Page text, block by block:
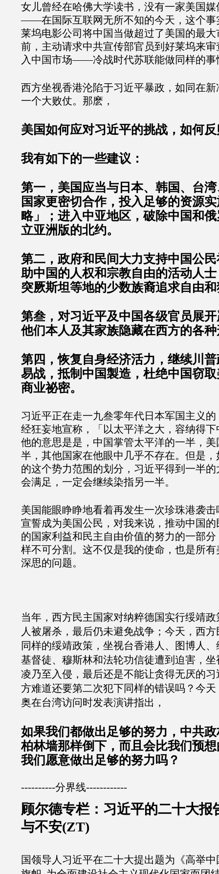
女儿曾经在哈佛大学读书，没有一家美国
——在国际互联网无所不知的今天，这个事
莱坞电影公司将中国当做超过了美国的最
前，主动请求中共宣传部官员到好莱坞来
入中国市场——冷战时代苏联能做同样的事
西方坐视香港沦陷于习近平暴政，如同在
一个大败仗。那麽，
美国如何应对习近平的挑战，如何
我有如下的一些建议：
第一，美国应当与日本、韩国、台
国家更密切合作，投入足够的资源
略」；进入中亚地区，破除中国和
立亚洲版的北约。
第二，政府和民间大力支持中国公
助中国的人权和宗教自由的活动人
突厥斯坦等地的少数族裔追求自由
第叁，对习近平及中国各级官员展
他们本人及其家族隐藏在西方的各
第四，恢复自身经济活力，继续川
易战，抵制中国製造，杜绝中国窃
商业祕密。
习近平正在走一九叁零年代日本军国主义
经狂妄地宣称，「以太平洋之大，容纳得
他的意思是是，中国掌管太平洋的一半，
半，其他国家在他眼中几乎不存在。但是
的这个势力范围的划分，习近平得到一半
会满足，一定会继续染指另一半。
美国能眼睁睁地看着再发生一次珍珠港袭
宣誓成为美国公民，对我来说，推动中国
的国家利益和民主自由价值的努力的一部
样不可分割。这不仅是我的使命，也是所
深思的问题。
当年，西方民主国家对纳粹德国实行绥靖
人被屠杀，最后仍未避免战争；今天，西
同样的绥靖政策，坐视台香港人、图博人
基督徒、穆斯林和法轮功信徒遭到迫害，
凌乃至入侵，最后还是不能让贪得无厌的
方难道还要第二次犯下同样的错误吗？今
奥在台湾访问时发表演讲指出，
如果我们都做出足够的努力，中共
柏林墙那样倒下，而且会比我们预
我们愿意做出足够的努力吗？
----------分界线------------
顾尔德专栏：习近平的二十大报
与不安(ZT)
国领导人习近平在二十大提出题为《高举